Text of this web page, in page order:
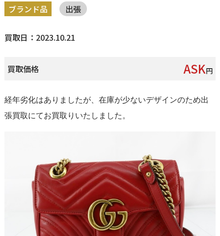
ブランド品 出張
買取日：2023.10.21
買取価格 ASK円
経年劣化はありましたが、在庫が少ないデザインのため出
張買取にてお買取りいたしました。